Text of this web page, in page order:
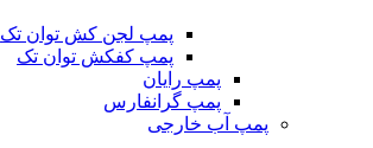
پمپ لجن کش توان تک
پمپ کفکش توان تک
پمپ رایان
پمپ گرانفارس
پمپ آب خارجی